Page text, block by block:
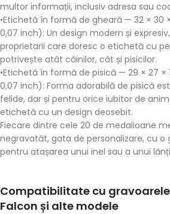
multor informații, inclusiv adresa sau
•Etichetă în formă de gheară — 32 × 30
0,07 inch): Un design modern și
proprietarii care doresc o etichetă cu
potrivește atât câinilor, cât și pisicilor.
•Etichetă în formă de pisică — 29 × 27 ×
0,07 inch): Forma adorabilă de pisică
felide, dar și pentru orice iubitor de
etichetă cu un design deosebit.
Fiecare dintre cele 20 de medalioane
negravatăt, gata de personalizare, cu
pentru atașarea unui inel sau a unui
Compatibilitate cu
Falcon și alte modele